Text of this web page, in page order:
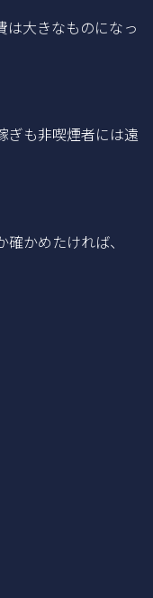
は大きなものになっ
ぎも非喫煙者には遠
かめたければ、